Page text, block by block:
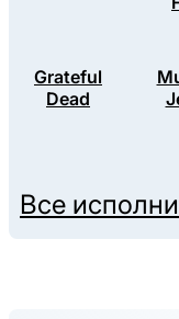
Grateful
Dead
Все